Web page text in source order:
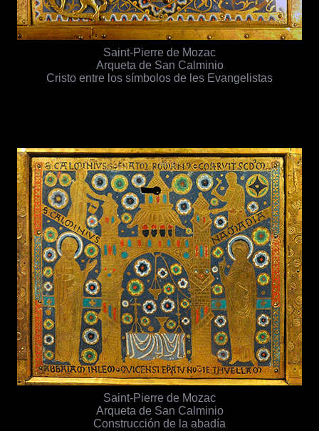
Saint-Pierre de Mozac
Arqueta de San Calminio
Cristo entre los símbolos de les Evangelistas
Saint-Pierre de Mozac
Arqueta de San Calminio
Construcción de la abadía